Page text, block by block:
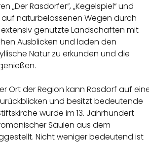
„Der Rasdorfer“, „Kegelspiel“ und
auf naturbelassenen Wegen durch
genutzte Landschaften mit
Ausblicken und laden den
Natur zu erkunden und die
Ort der Region kann Rasdorf auf
und besitzt bedeutende
wurde im 13. Jahrhundert
Säulen aus dem
Nicht weniger bedeutend ist